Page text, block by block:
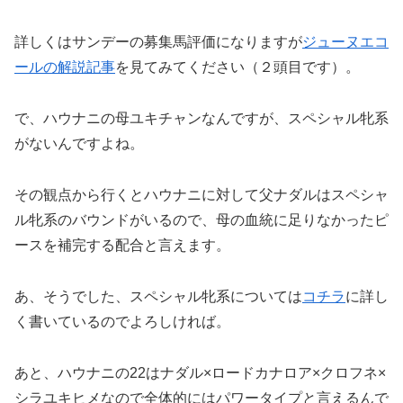
詳しくはサンデーの募集馬評価になりますがジューヌエコ
ールの解説記事を見てみてください（２頭目です）。
で、ハウナニの母ユキチャンなんですが、スペシャル牝系
がないんですよね。
その観点から行くとハウナニに対して父ナダルはスペシャ
ル牝系のバウンドがいるので、母の血統に足りなかったピ
ースを補完する配合と言えます。
あ、そうでした、スペシャル牝系についてはコチラに詳し
く書いているのでよろしければ。
あと、ハウナニの22はナダル×ロードカナロア×クロフネ×
シラユキヒメなので全体的にはパワータイプと言えるんで